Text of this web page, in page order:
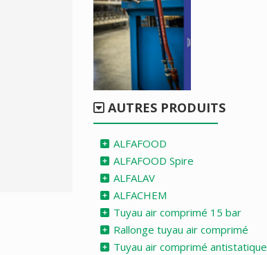
AUTRES PRODUITS
ALFAFOOD
ALFAFOOD Spire
ALFALAV
ALFACHEM
Tuyau air comprimé 15 bar
Rallonge tuyau air comprimé
Tuyau air comprimé antistatique